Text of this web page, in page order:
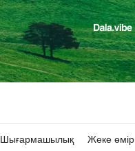
Шығармашылық Жеке өмір